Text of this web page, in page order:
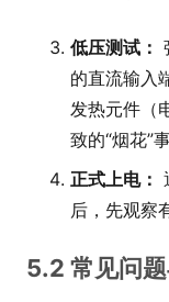
低压测试：
的直流输入
发热元件（
致的“烟花”事
正式上电：
后，先观察
5.2 常见问